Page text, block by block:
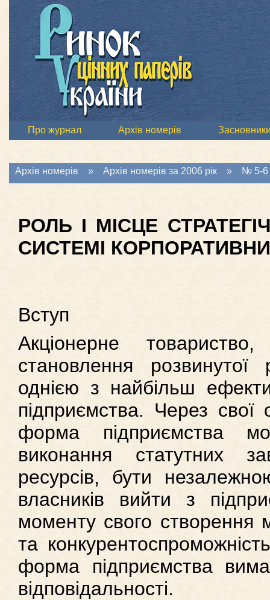
Про журнал Архів номерів
Архів номерів » Архів номерів за 2006 рік » № 5-6
РОЛЬ І МІСЦЕ
СИСТЕМІ
Вступ
Акціонерне
становлення розвинутої
однією з найбільш
підприємства. Через свої
форма підприємства
виконання статутних
ресурсів, бути
власників вийти з
моменту свого створення
та
форма підприємства
відповідальності.